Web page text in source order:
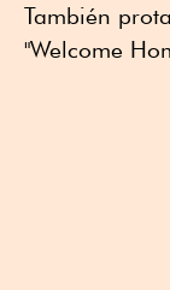
También
"Welcome